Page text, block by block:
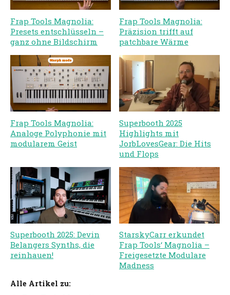
Frap Tools Magnolia:
Presets entschlüsseln –
ganz ohne Bildschirm
Frap Tools Magnolia:
Präzision trifft auf
patchbare Wärme
Frap Tools Magnolia:
Analoge Polyphonie mit
modularem Geist
Superbooth 2025
Highlights mit
JorbLovesGear: Die Hits
und Flops
Superbooth 2025: Devin
Belangers Synths, die
reinhauen!
StarskyCarr erkundet
Frap Tools‘ Magnolia –
Freigesetzte Modulare
Madness
Alle Artikel zu: